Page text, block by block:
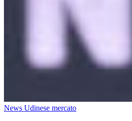
News Udinese mercato